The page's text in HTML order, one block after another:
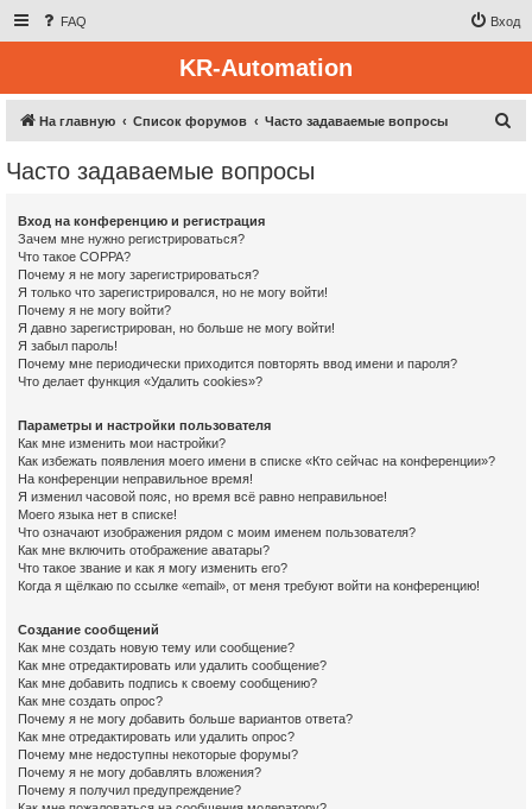
FAQ Вход
KR-Automation
На главную Список форумов Часто задаваемые вопросы
Часто задаваемые вопросы
Вход на конференцию и регистрация
Зачем мне нужно регистрироваться?
Что такое COPPA?
Почему я не могу зарегистрироваться?
Я только что зарегистрировался, но не могу войти!
Почему я не могу войти?
Я давно зарегистрирован, но больше не могу войти!
Я забыл пароль!
Почему мне периодически приходится повторять ввод имени и пароля?
Что делает функция «Удалить cookies»?
Параметры и настройки пользователя
Как мне изменить мои настройки?
Как избежать появления моего имени в списке «Кто сейчас на конференции»?
На конференции неправильное время!
Я изменил часовой пояс, но время всё равно неправильное!
Моего языка нет в списке!
Что означают изображения рядом с моим именем пользователя?
Как мне включить отображение аватары?
Что такое звание и как я могу изменить его?
Когда я щёлкаю по ссылке «email», от меня требуют войти на конференцию!
Создание сообщений
Как мне создать новую тему или сообщение?
Как мне отредактировать или удалить сообщение?
Как мне добавить подпись к своему сообщению?
Как мне создать опрос?
Почему я не могу добавить больше вариантов ответа?
Как мне отредактировать или удалить опрос?
Почему мне недоступны некоторые форумы?
Почему я не могу добавлять вложения?
Почему я получил предупреждение?